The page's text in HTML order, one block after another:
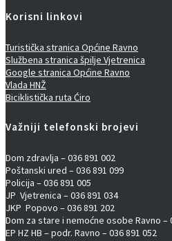
Korisni linkovi
Turistička stranica Općine Ravno
Službena stranica špilje Vjetrenica
Google stranica Općine Ravno
Vlada HNŽ
Biciklistička ruta Ćiro
Važniji telefonski brojevi
Dom zdravlja – 036 891 002
Poštanski ured – 036 891 099
Policija – 036 891 005
JP Vjetrenica – 036 891 034
JKP Popovo – 036 891 202
Dom za stare i nemoćne osobe Ravno –
EP HZ HB – podr. Ravno – 036 891 052